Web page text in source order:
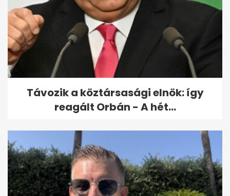
Távozik a köztársasági elnök: így
reagált Orbán - A hét...